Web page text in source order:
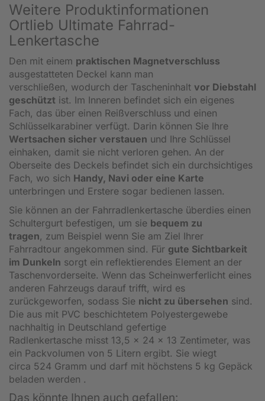
Weitere Produktinformationen
Ortlieb Ultimate Fahrrad-
Lenkertasche
Den mit einem praktischen Magnetverschluss
ausgestatteten Deckel kann man
verschließen, wodurch der Tascheninhalt vor Diebstahl
geschützt ist. Im Inneren befindet sich ein eigenes
Fach, das über einen Reißverschluss und einen
Schlüsselkarabiner verfügt. Darin können Sie Ihre
Wertsachen sicher verstauen und Ihre Schlüssel
einhaken, damit sie nicht verloren gehen. An der
Oberseite des Deckels befindet sich ein durchsichtiges
Fach, wo sich Handy, Navi oder eine Karte
unterbringen und Erstere sogar bedienen lassen.
Sie können an der Fahrradlenkertasche überdies einen
Schultergurt befestigen, um sie bequem zu
tragen, zum Beispiel wenn Sie am Ziel Ihrer
Fahrradtour angekommen sind. Für gute Sichtbarkeit
im Dunkeln sorgt ein reflektierendes Element an der
Taschenvorderseite. Wenn das Scheinwerferlicht eines
anderen Fahrzeugs darauf trifft, wird es
zurückgeworfen, sodass Sie nicht zu übersehen sind.
Die aus mit PVC beschichtetem Polyestergewebe
nachhaltig in Deutschland gefertige
Radlenkertasche misst 13,5 x 24 x 13 Zentimeter, was
ein Packvolumen von 5 Litern ergibt. Sie wiegt
circa 524 Gramm und darf mit höchstens 5 kg Gepäck
beladen werden .
Das könnte Ihnen auch gefallen: